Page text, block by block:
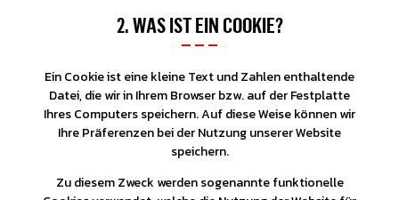
2. WAS IST EIN COOKIE?
Ein Cookie ist eine kleine Text und Zahlen enthaltende
Datei, die wir in Ihrem Browser bzw. auf der Festplatte
Ihres Computers speichern. Auf diese Weise können wir
Ihre Präferenzen bei der Nutzung unserer Website
speichern.
Zu diesem Zweck werden sogenannte funktionelle